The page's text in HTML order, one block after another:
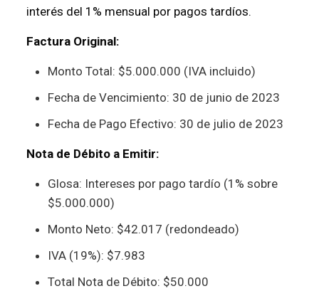
interés del 1% mensual por pagos tardíos.
Factura Original:
Monto Total: $5.000.000 (IVA incluido)
Fecha de Vencimiento: 30 de junio de 2023
Fecha de Pago Efectivo: 30 de julio de 2023
Nota de Débito a Emitir:
Glosa: Intereses por pago tardío (1% sobre
$5.000.000)
Monto Neto: $42.017 (redondeado)
IVA (19%): $7.983
Total Nota de Débito: $50.000